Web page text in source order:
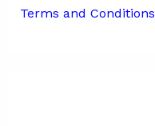
Terms and Conditions